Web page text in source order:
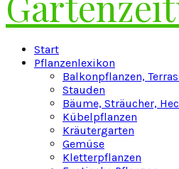
Start
Pflanzenlexikon
Balkonpflanzen,
Stauden
Bäume, Sträucher,
Kübelpflanzen
Kräutergarten
Gemüse
Kletterpflanzen